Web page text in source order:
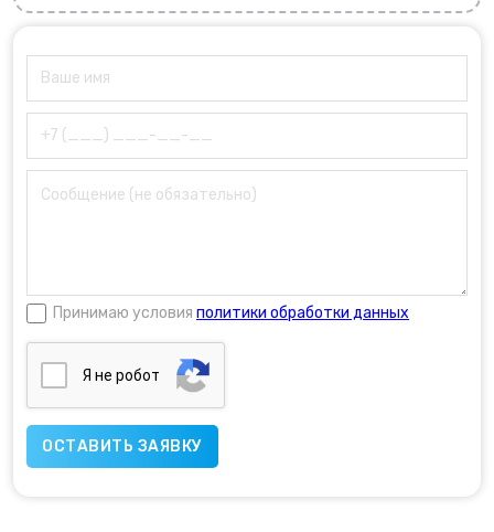
Принимаю условия политики обработки данных
Я нe poбoт